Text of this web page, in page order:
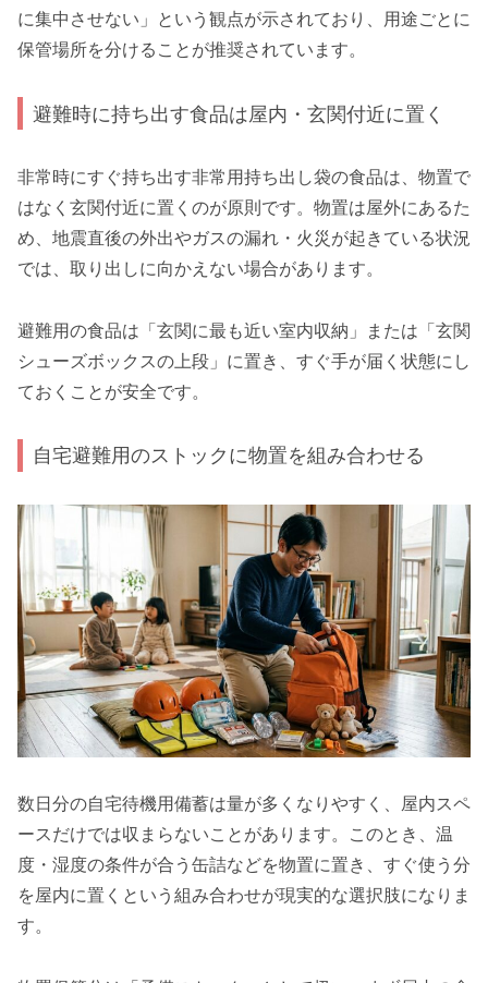
に集中させない」という観点が示されており、用途ごとに
保管場所を分けることが推奨されています。
避難時に持ち出す食品は屋内・玄関付近に置く
非常時にすぐ持ち出す非常用持ち出し袋の食品は、物置で
はなく玄関付近に置くのが原則です。物置は屋外にあるた
め、地震直後の外出やガスの漏れ・火災が起きている状況
では、取り出しに向かえない場合があります。
避難用の食品は「玄関に最も近い室内収納」または「玄関
シューズボックスの上段」に置き、すぐ手が届く状態にし
ておくことが安全です。
自宅避難用のストックに物置を組み合わせる
数日分の自宅待機用備蓄は量が多くなりやすく、屋内スペ
ースだけでは収まらないことがあります。このとき、温
度・湿度の条件が合う缶詰などを物置に置き、すぐ使う分
を屋内に置くという組み合わせが現実的な選択肢になりま
す。